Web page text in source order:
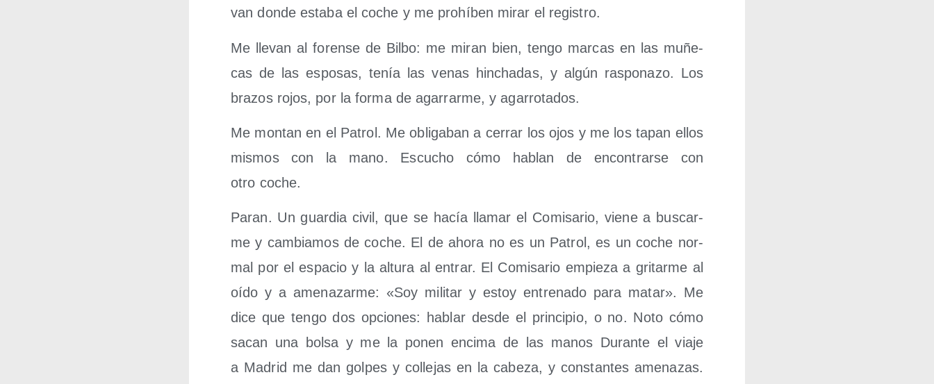
van don­de esta­ba el coche y me prohí­ben mirar el registro.
Me lle­van al foren­se de Bil­bo: me miran bien, ten­go mar­cas en las muñe­
cas de las espo­sas, tenía las venas hin­cha­das, y algún ras­po­na­zo. Los
bra­zos rojos, por la for­ma de aga­rrar­me, y agarrotados.
Me mon­tan en el Patrol. Me obli­ga­ban a cerrar los ojos y me los tapan ellos
mis­mos con la mano. Escu­cho cómo hablan de encon­trar­se con
otro coche.
Paran. Un guar­dia civil, que se hacía lla­mar el Comi­sa­rio, vie­ne a bus­car­
me y cam­bia­mos de coche. El de aho­ra no es un Patrol, es un coche nor­
mal por el espa­cio y la altu­ra al entrar. El Comi­sa­rio empie­za a gri­tar­me al
oído y a ame­na­zar­me: «Soy mili­tar y estoy entre­na­do para matar». Me
dice que ten­go dos opcio­nes: hablar des­de el prin­ci­pio, o no. Noto cómo
sacan una bol­sa y me la ponen enci­ma de las manos Duran­te el via­je
a Madrid me dan gol­pes y colle­jas en la cabe­za, y cons­tan­tes ame­na­zas.